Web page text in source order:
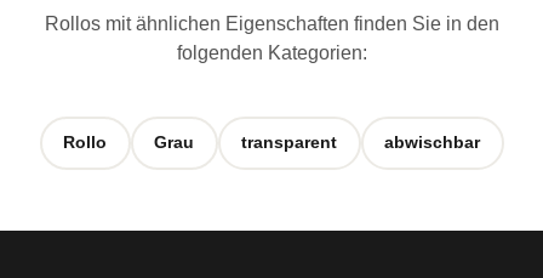
Rollos mit ähnlichen Eigenschaften finden Sie in den
folgenden Kategorien:
Rollo Grau transparent abwischbar